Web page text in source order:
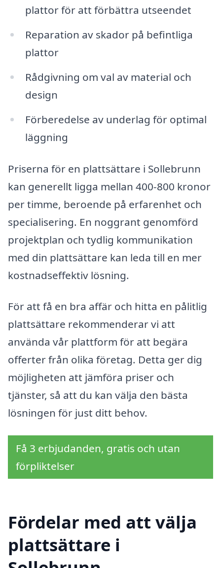
plattor för att förbättra utseendet
Reparation av skador på befintliga
plattor
Rådgivning om val av material och
design
Förberedelse av underlag för optimal
läggning
Priserna för en plattsättare i Sollebrunn
kan generellt ligga mellan 400-800 kronor
per timme, beroende på erfarenhet och
specialisering. En noggrant genomförd
projektplan och tydlig kommunikation
med din plattsättare kan leda till en mer
kostnadseffektiv lösning.
För att få en bra affär och hitta en pålitlig
plattsättare rekommenderar vi att
använda vår plattform för att begära
offerter från olika företag. Detta ger dig
möjligheten att jämföra priser och
tjänster, så att du kan välja den bästa
lösningen för just ditt behov.
Få 3 erbjudanden, gratis och utan
förpliktelser
Fördelar med att välja
plattsättare i